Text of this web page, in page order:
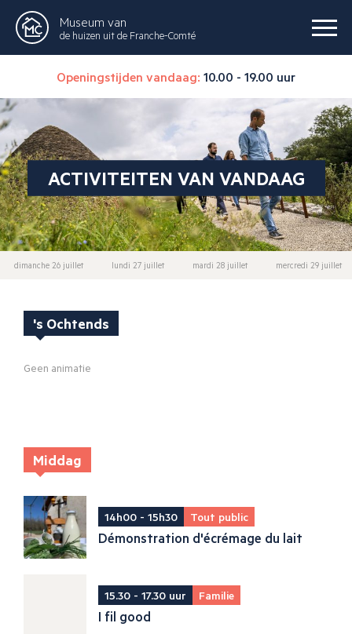
Museum van
de huizen uit de Franche-Comté
Openingstijden vandaag: 10.00 - 19.00 uur
ACTIVITEITEN VAN VANDAAG
dimanche 26 juillet lundi 27 juillet mardi 28 juillet mercredi 29 juillet
's Ochtends
Geen animatie
Middag
14h00 - 15h30 Tout public
Démonstration d'écrémage du lait
15.30 - 17.30 uur Familie
I fil good